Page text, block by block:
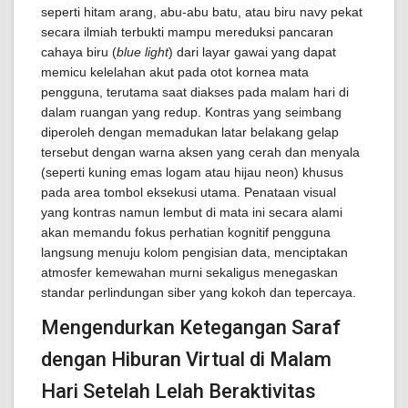
seperti hitam arang, abu-abu batu, atau biru navy pekat
secara ilmiah terbukti mampu mereduksi pancaran
cahaya biru (blue light) dari layar gawai yang dapat
memicu kelelahan akut pada otot kornea mata
pengguna, terutama saat diakses pada malam hari di
dalam ruangan yang redup. Kontras yang seimbang
diperoleh dengan memadukan latar belakang gelap
tersebut dengan warna aksen yang cerah dan menyala
(seperti kuning emas logam atau hijau neon) khusus
pada area tombol eksekusi utama. Penataan visual
yang kontras namun lembut di mata ini secara alami
akan memandu fokus perhatian kognitif pengguna
langsung menuju kolom pengisian data, menciptakan
atmosfer kemewahan murni sekaligus menegaskan
standar perlindungan siber yang kokoh dan tepercaya.
Mengendurkan Ketegangan Saraf
dengan Hiburan Virtual di Malam
Hari Setelah Lelah Beraktivitas